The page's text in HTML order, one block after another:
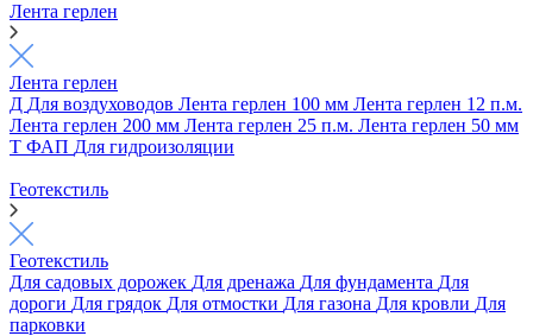
Лента герлен
Лента герлен
Д Для воздуховодов Лента герлен 100 мм Лента герлен 12 п.м.
Лента герлен 200 мм Лента герлен 25 п.м. Лента герлен 50 мм
Т ФАП Для гидроизоляции
Геотекстиль
Геотекстиль
Для садовых дорожек Для дренажа Для фундамента Для
дороги Для грядок Для отмостки Для газона Для кровли Для
парковки